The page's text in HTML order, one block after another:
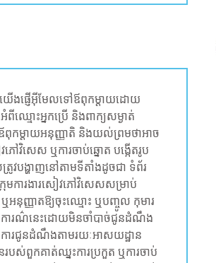
ងផ្ញើអ៊ីមែលទៅឪពុកម្តាយដោយ
មោះអ្នកប្រើ និងពាក្យសម្ងាត់
កម្តាយអនុញ្ញាតិ និងយល់ព្រមថាអាច
វិសេស ឬការចាប់ឆ្នោត បង្កើតរូប
វបង្ហាញនៅតាមទីតាំងដូចជា ទំព័រ
មការងារសៀវភៅវិសេសសម្រាប់
អនុញ្ញាតឱ្យចុះឈ្មោះ ឬបញ្ចូល កុមារ
ការណ៌នេះដោយមិនចាំបាច់ជូនដំណឹង
ារ​ជូន​ដំណឹង​តាមរយៈ​អាសយដ្ឋាន​
ស់​ពួកគាត់ឈ្នះ​ការ​ប្រកួត ឬ​ការ​ចាប់​